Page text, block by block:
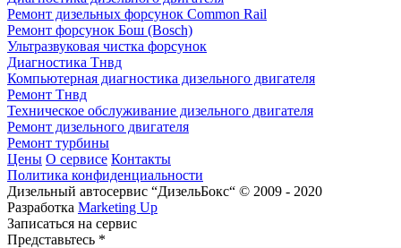
Ремонт дизельных форсунок Common Rail
Ремонт форсунок Бош (Bosch)
Ультразвуковая чистка форсунок
Диагностика Тнвд
Компьютерная диагностика дизельного двигателя
Ремонт Тнвд
Техническое обслуживание дизельного двигателя
Ремонт дизельного двигателя
Ремонт турбины
Цены О сервисе Контакты
Политика конфиденциальности
Дизельный автосервис “ДизельБокс“ © 2009 - 2020
Разработка Marketing Up
Записаться на сервис
Представьтесь *